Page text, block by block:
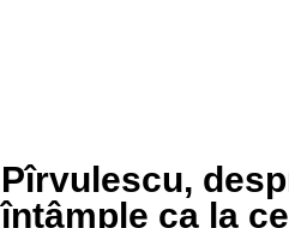
Pîrvulescu,
întâmple ca la